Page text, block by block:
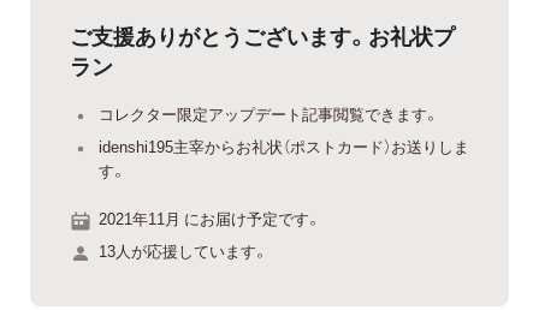
ご支援ありがとうございます。お礼状プ
ラン
コレクター限定アップデート記事閲覧できます。
idenshi195主宰からお礼状（ポストカード）お送りしま
す。
2021年11月 にお届け予定です。
13人が応援しています。